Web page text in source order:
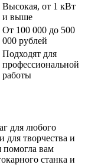
Высокая, от 1 кВт
и выше
От 100 000 до 500
000 рублей
Подходят для
профессиональной
работы
для любого
для творчества и
помогла вам
станка и